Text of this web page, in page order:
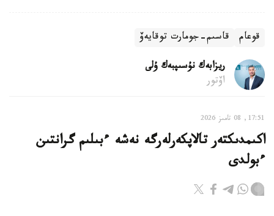
قوعام قاسىم-جومارت توقايەۆ
ريزابەك نۇسىپبەك ۇلى
اۆتور
17:51, 08 تامىز 2026
اكىمدىكتەر تالاپكەرلەرگە نەشە ءبىلىم گرانتىن
ءبولدى